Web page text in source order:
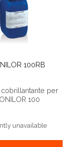
100RB
per
100
unavailable